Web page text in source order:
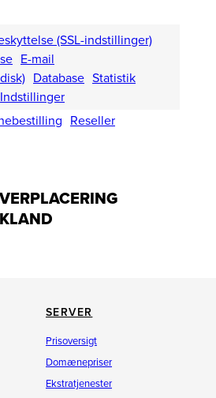
(SSL-indstillinger)
E-mail
Database Statistik
Indstillinger
Reseller
SERVER
Prisoversigt
Domænepriser
Ekstratjenester